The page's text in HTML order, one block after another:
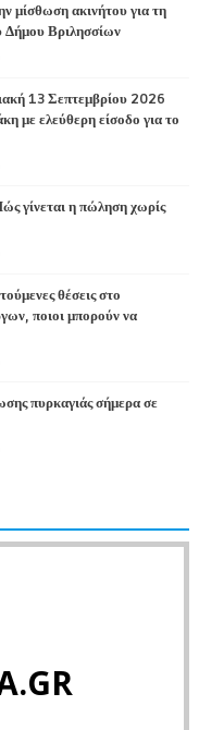
μίσθωση ακινήτου για τη
Δήμου Βριλησσίων
13 Σεπτεμβρίου 2026
με ελεύθερη είσοδο για το
γίνεται η πώληση χωρίς
θέσεις στο
ποιοι μπορούν να
πυρκαγιάς σήμερα σε